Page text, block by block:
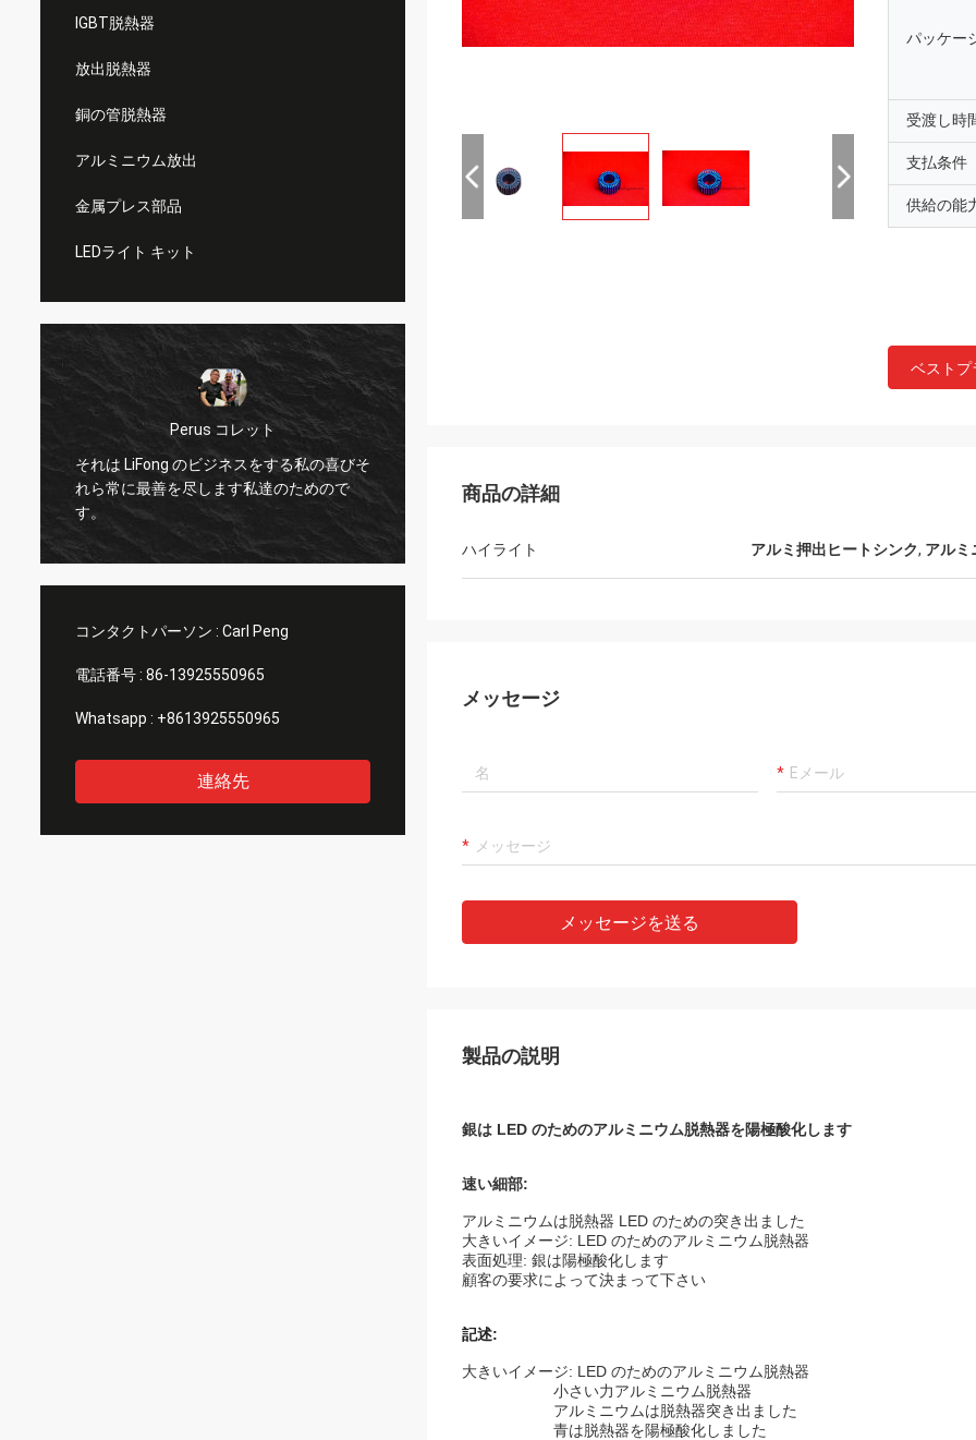
IGBT脱熱器
放出脱熱器
銅の管脱熱器
アルミニウム放出
金属プレス部品
LEDライト キット
Perus コレット
それは LiFong のビジネスをする私の喜びそ
れら常に最善を尽します私達のためので
す。
およびサービスを好みます。 それらは考察
コンタクトパーソン : Carl Peng
電話番号 : 86-13925550965
Whatsapp : +8613925550965
連絡先
パッケー
受渡し時
支払条件
供給の能
ベストプ
商品の詳細
ハイライト アルミ押出ヒートシンク, アルミ
メッセージ
メッセージを送る
製品の説明
銀は LED のためのアルミニウム脱熱器を陽極酸化します
速い細部:
アルミニウムは脱熱器 LED のための突き出ました
大きいイメージ: LED のためのアルミニウム脱熱器
表面処理: 銀は陽極酸化します
顧客の要求によって決まって下さい
記述:
大きいイメージ: LED のためのアルミニウム脱熱器
小さい力アルミニウム脱熱器
アルミニウムは脱熱器突き出ました
青は脱熱器を陽極酸化しました